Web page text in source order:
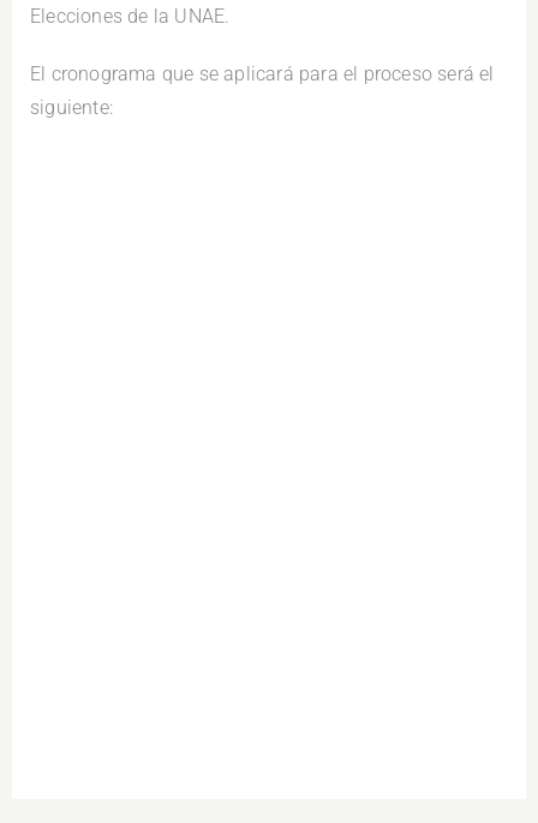
Elecciones de la UNAE.
El cronograma que se aplicará para el proceso será el
siguiente: